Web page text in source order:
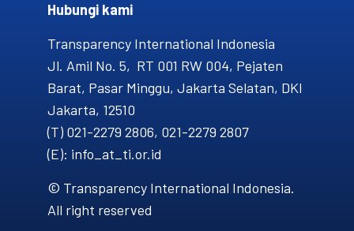
Hubungi kami​
Transparency International Indonesia
Jl. Amil No. 5, RT 001 RW 004, Pejaten
Barat, Pasar Minggu, Jakarta Selatan, DKI
Jakarta, 12510
(T) 021-2279 2806, 021-2279 2807
(E): info_at_ti.or.id
© Transparency International Indonesia.
All right reserved